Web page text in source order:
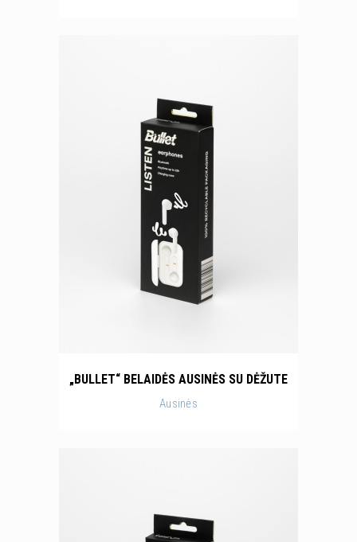
„BULLET“ BELAIDĖS AUSINĖS SU DĖŽUTE
Ausinės